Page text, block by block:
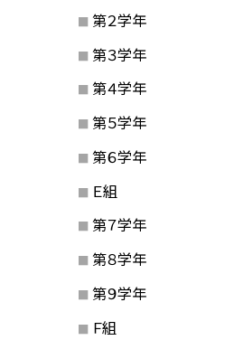
第２学年
第３学年
第４学年
第５学年
第６学年
Ｅ組
第７学年
第８学年
第９学年
Ｆ組